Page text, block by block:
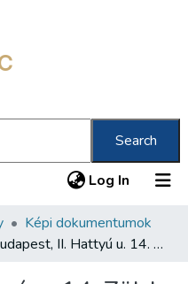
Search
Log In (current)
Képi dokumentumok
Budapest, II. Hattyú u. 14. Zöld hordó vendéglő = Gasthaus zum grünen Fass